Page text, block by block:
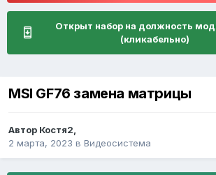
Открыт набор на должность
(кликабельно)
MSI GF76 замена матрицы
Автор Костя2,
2 марта, 2023 в Видеосистема